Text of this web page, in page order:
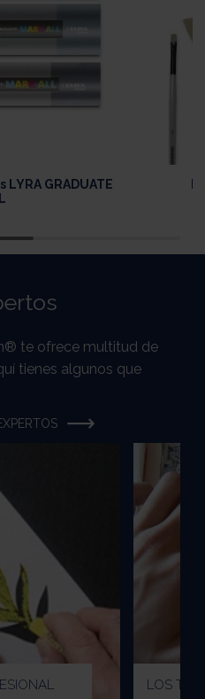
GRADUATE
te ofrece multitud de
tienes algunos que
LOS